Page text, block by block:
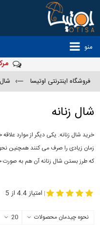
منو
فروشگاه اینترنتی اوتیسا —›
شال زنانه
خرید شال زنانه. یکی دیگر از موارد
زمان زیادی را صرف می کنند همچنین
که طرز بستن شال زنانه آن هم به صورت
| امتیاز 4.4 از 5
نحوه چیدمان محصولات 20